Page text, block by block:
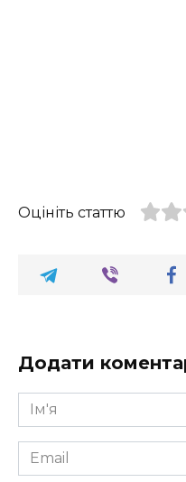
Оцініть статтю
Додати
Ім'я
*
Email
*